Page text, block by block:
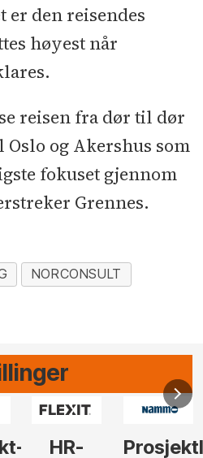
den reisendes
høyest når
reisen fra dør til dør
og Akershus som
fokuset gjennom
Grennes.
NORCONSULT
Vi
Anlegg